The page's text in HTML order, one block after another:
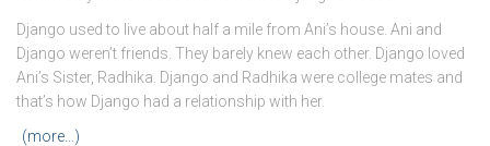
Django used to live about half a mile from Ani’s house. Ani and
Django weren’t friends. They barely knew each other. Django loved
Ani’s Sister, Radhika. Django and Radhika were college mates and
that’s how Django had a relationship with her.
(more…)